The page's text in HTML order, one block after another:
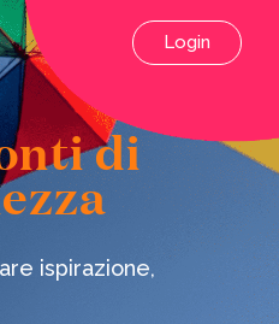
Login
di
ispirazione,